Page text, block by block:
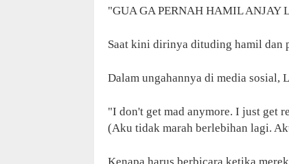
"GUA GA PERNAH HAMIL ANJAY
Saat kini dirinya dituding hamil dan
Dalam ungahannya di media sosial,
"I don't get mad anymore. I just get
(Aku tidak marah berlebihan lagi.